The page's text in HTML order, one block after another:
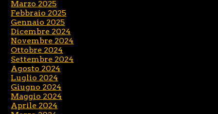
Marzo 2025
Febbraio 2025
Gennaio 2025
Dicembre 2024
Novembre 2024
Ottobre 2024
Settembre 2024
Agosto 2024
Luglio 2024
Giugno 2024
Maggio 2024
Aprile 2024